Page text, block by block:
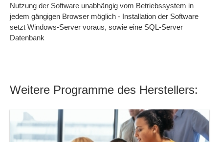
Nutzung der Software unabhängig vom Betriebssystem in
jedem gängigen Browser möglich - Installation der Software
setzt Windows-Server voraus, sowie eine SQL-Server
Datenbank
Weitere Programme des Herstellers: